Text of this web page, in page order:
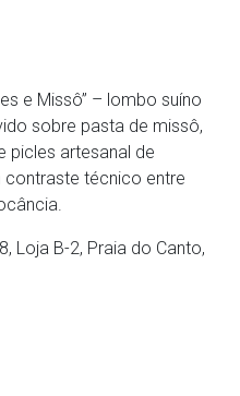
e Missô” – lombo suíno
sobre pasta de missô,
picles artesanal de
técnico entre
Loja B-2, Praia do Canto,